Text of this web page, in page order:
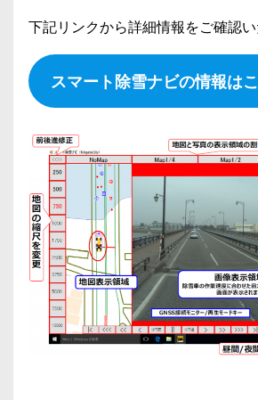
下記リンクから詳細情報をご確認い
スマート除雪ナビの情報は